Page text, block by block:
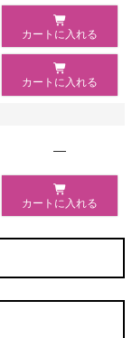
カートに入れる
カートに入れる
—
カートに入れる